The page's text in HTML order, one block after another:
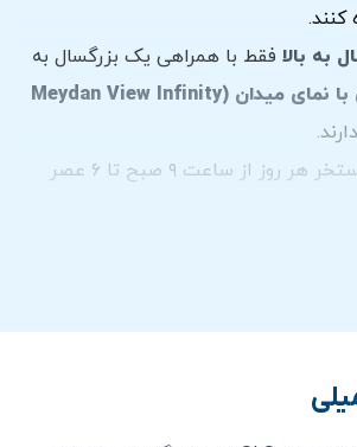
فقط با همراهی یک بزرگسال به
استخر اینفینیتی با نمای میدان (Meydan View Infinity
دسترسی به استخر هر روز از ساعت ۹ صبح تا ۶ عصر
برای مهمانان غیرمقیم هتل: